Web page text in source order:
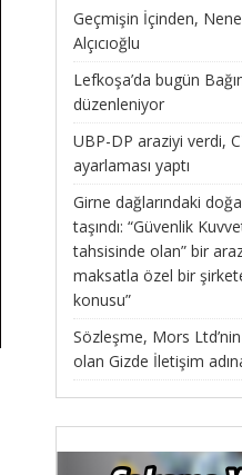
Geçmişin İçinden,
Alçıcıoğlu
Lefkoşa’da bugün
düzenleniyor
UBP-DP araziyi verdi,
ayarlaması yaptı
Girne dağlarındaki
taşındı: “Güvenlik
tahsisinde olan” bir
maksatla özel bir
konusu”
Sözleşme, Mors Ltd’nin
olan Gizde İletişim